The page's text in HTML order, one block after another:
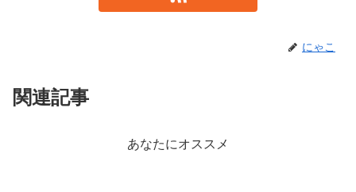
にゃこ
関連記事
あなたにオススメ